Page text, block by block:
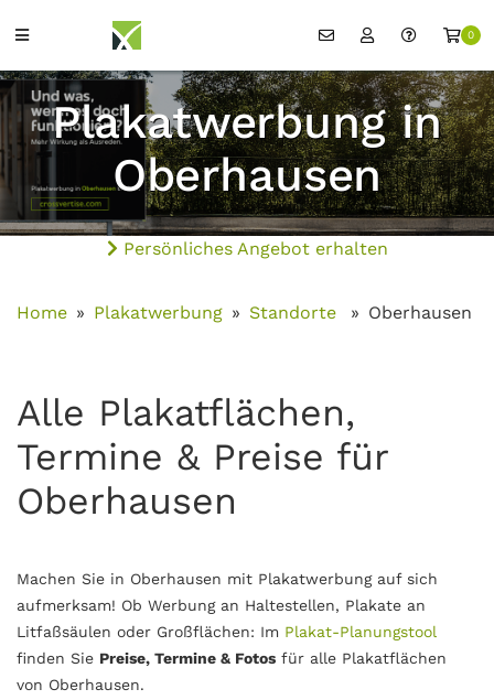
0
Plakatwerbung in
Oberhausen
Persönliches Angebot erhalten
Home Plakatwerbung Standorte Oberhausen
Alle Plakatflächen,
Termine & Preise für
Oberhausen
Machen Sie in Oberhausen mit Plakatwerbung auf sich
aufmerksam! Ob Werbung an Haltestellen, Plakate an
Litfaßsäulen oder Großflächen: Im Plakat-Planungstool
finden Sie Preise, Termine & Fotos für alle Plakatflächen
von Oberhausen.